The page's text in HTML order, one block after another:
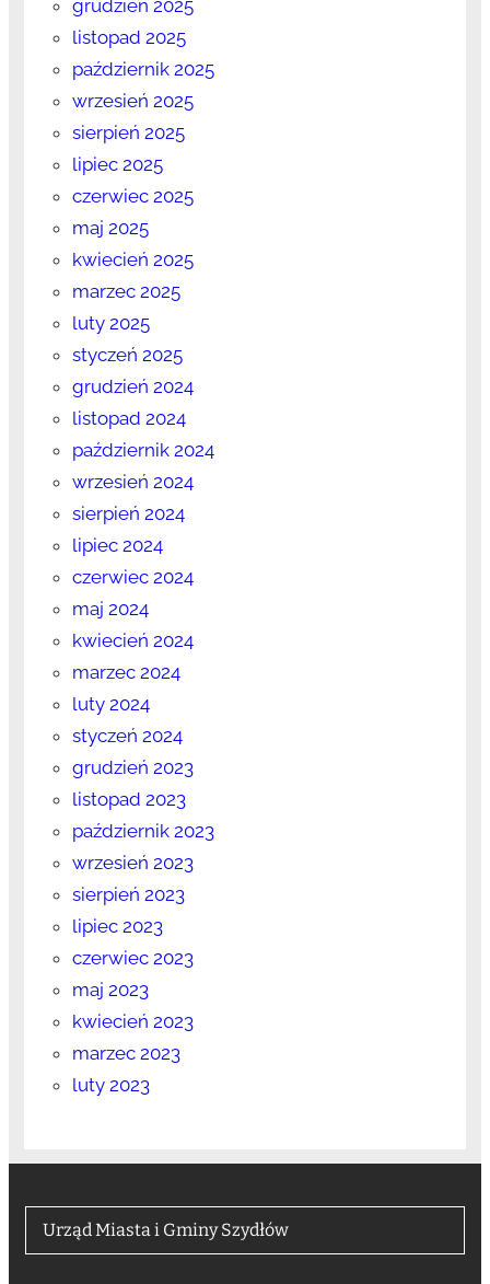
grudzień 2025
listopad 2025
październik 2025
wrzesień 2025
sierpień 2025
lipiec 2025
czerwiec 2025
maj 2025
kwiecień 2025
marzec 2025
luty 2025
styczeń 2025
grudzień 2024
listopad 2024
październik 2024
wrzesień 2024
sierpień 2024
lipiec 2024
czerwiec 2024
maj 2024
kwiecień 2024
marzec 2024
luty 2024
styczeń 2024
grudzień 2023
listopad 2023
październik 2023
wrzesień 2023
sierpień 2023
lipiec 2023
czerwiec 2023
maj 2023
kwiecień 2023
marzec 2023
luty 2023
Urząd Miasta i Gminy Szydłów